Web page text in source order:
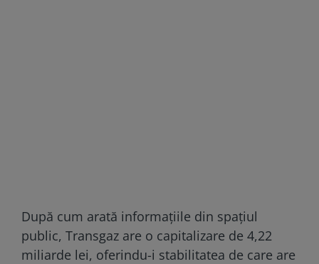
După cum arată informațiile din spațiul
public, Transgaz are o capitalizare de 4,22
miliarde lei, oferindu-i stabilitatea de care are